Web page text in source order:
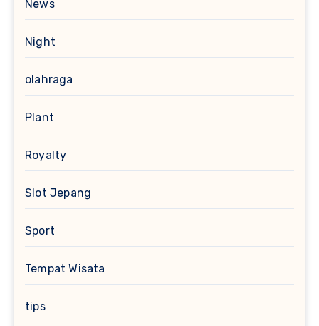
News
Night
olahraga
Plant
Royalty
Slot Jepang
Sport
Tempat Wisata
tips